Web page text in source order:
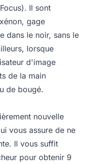
Il sont
gage
dans le noir, sans le
lorsque
d'image
de la main
de bougé.
nouvelle
vous assure de ne
Il vous suffit
pour obtenir 9